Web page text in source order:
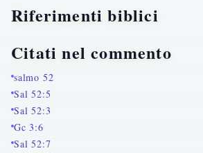
Riferimenti biblici
Citati nel commento
salmo 52
Sal 52:5
Sal 52:3
Gc 3:6
Sal 52:7